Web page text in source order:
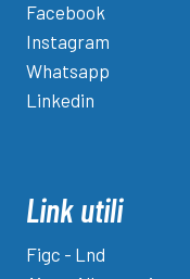
Facebook
Instagram
Whatsapp
Linkedin
Link utili
Figc - Lnd